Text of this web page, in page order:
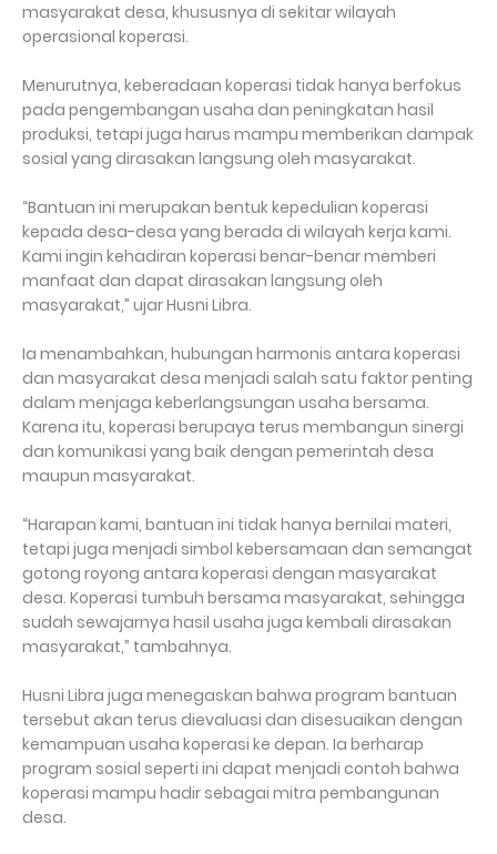
masyarakat desa, khususnya di sekitar wilayah
operasional koperasi.
Menurutnya, keberadaan koperasi tidak hanya berfokus
pada pengembangan usaha dan peningkatan hasil
produksi, tetapi juga harus mampu memberikan dampak
sosial yang dirasakan langsung oleh masyarakat.
“Bantuan ini merupakan bentuk kepedulian koperasi
kepada desa-desa yang berada di wilayah kerja kami.
Kami ingin kehadiran koperasi benar-benar memberi
manfaat dan dapat dirasakan langsung oleh
masyarakat,” ujar Husni Libra.
Ia menambahkan, hubungan harmonis antara koperasi
dan masyarakat desa menjadi salah satu faktor penting
dalam menjaga keberlangsungan usaha bersama.
Karena itu, koperasi berupaya terus membangun sinergi
dan komunikasi yang baik dengan pemerintah desa
maupun masyarakat.
“Harapan kami, bantuan ini tidak hanya bernilai materi,
tetapi juga menjadi simbol kebersamaan dan semangat
gotong royong antara koperasi dengan masyarakat
desa. Koperasi tumbuh bersama masyarakat, sehingga
sudah sewajarnya hasil usaha juga kembali dirasakan
masyarakat,” tambahnya.
Husni Libra juga menegaskan bahwa program bantuan
tersebut akan terus dievaluasi dan disesuaikan dengan
kemampuan usaha koperasi ke depan. Ia berharap
program sosial seperti ini dapat menjadi contoh bahwa
koperasi mampu hadir sebagai mitra pembangunan
desa.